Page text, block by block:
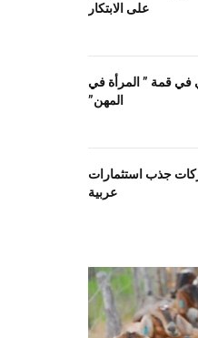
على الابتكار
قمة ” المرأة في
المهن”
جذب استثمارات
عربية